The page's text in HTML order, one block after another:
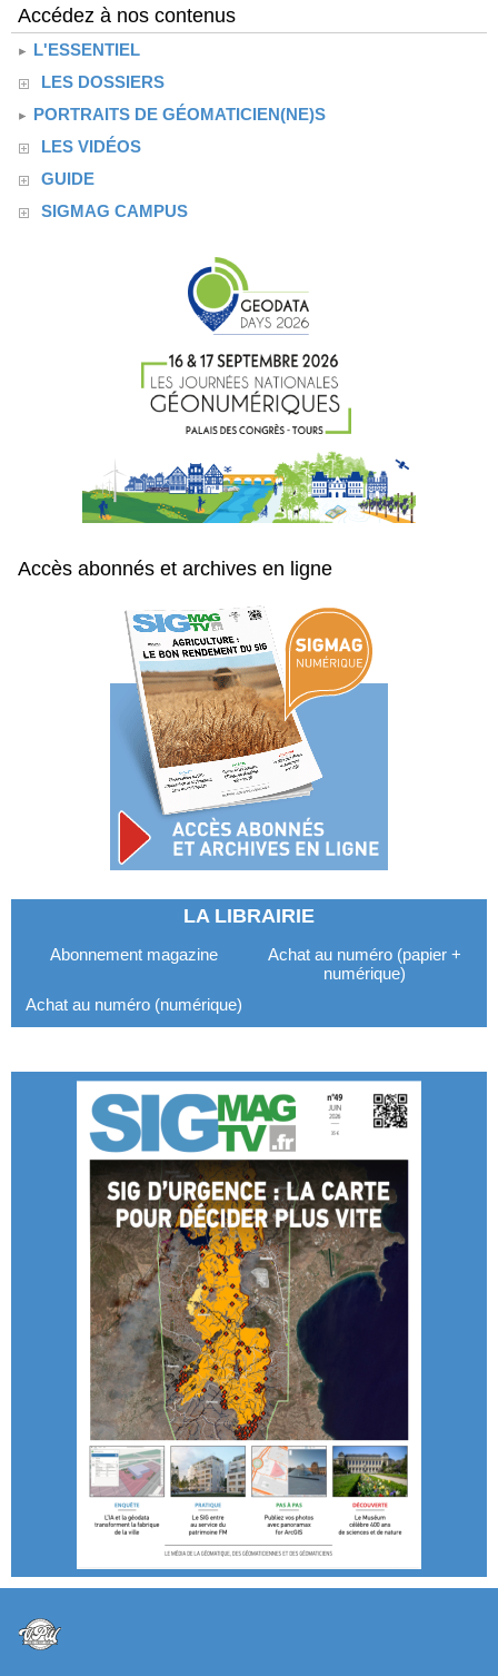
Accédez à nos contenus
L'ESSENTIEL
LES DOSSIERS
PORTRAITS DE GÉOMATICIEN(NE)S
LES VIDÉOS
GUIDE
SIGMAG CAMPUS
Accès abonnés et archives en ligne
LA LIBRAIRIE
Abonnement magazine
Achat au numéro (papier +
numérique)
Achat au numéro (numérique)